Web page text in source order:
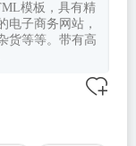
模板，具有精
电子商务网站，
货等等。带有高